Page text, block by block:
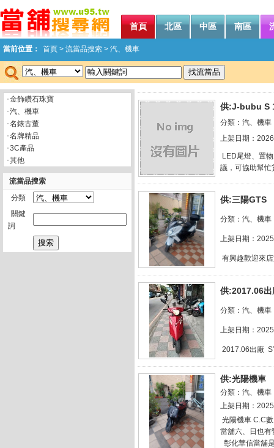
首頁 北區 中區 南區
當前位置： 首頁 > 流當品搜索 > 汽、機車
金飾鑽石珠寶
汽、機車
名錶古董
名牌精品
3C產品
其他
流當品搜索
分類
關鍵
詞
供:J-bubu S
分類：汽、機車
上架日期：
LED尾燈、置
議，可協助幫忙
供:三陽GTS
分類：汽、機車
上架日期：
有興趣歡迎來
供:2017.06
分類：汽、機車
上架日期：
2017.06出廠
供:光陽機車
分類：汽、機車
上架日期：
光陽機車 C.C
當舖六、日也
彰化華信當舖